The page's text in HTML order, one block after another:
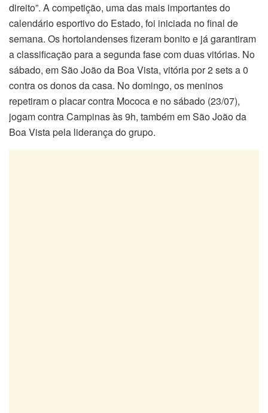
direito”. A competição, uma das mais importantes do
calendário esportivo do Estado, foi iniciada no final de
semana. Os hortolandenses fizeram bonito e já garantiram
a classificação para a segunda fase com duas vitórias. No
sábado, em São João da Boa Vista, vitória por 2 sets a 0
contra os donos da casa. No domingo, os meninos
repetiram o placar contra Mococa e no sábado (23/07),
jogam contra Campinas às 9h, também em São João da
Boa Vista pela liderança do grupo.